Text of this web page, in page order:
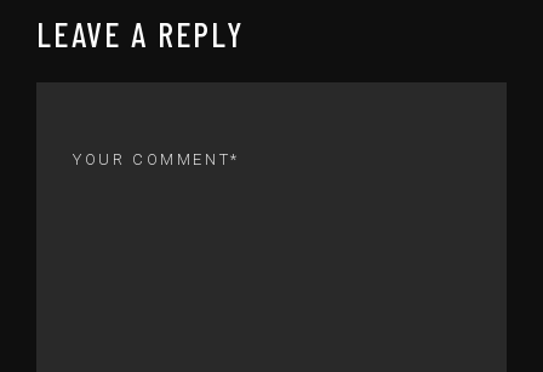
LEAVE A REPLY